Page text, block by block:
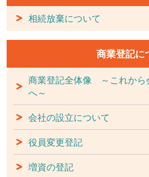
相続放棄について
商業登記に
商業登記全体像 ～これから
へ～
会社の設立について
役員変更登記
増資の登記